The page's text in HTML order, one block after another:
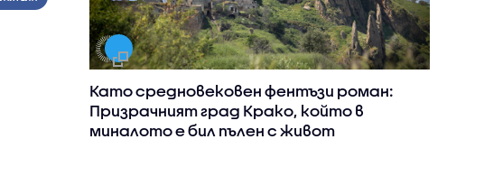
Като средновековен фентъзи роман:
Призрачният град Крако, който в
миналото е бил пълен с живот